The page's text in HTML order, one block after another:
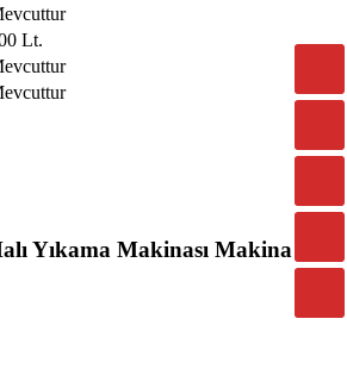
Lt.
Yıkama Makinası Makina